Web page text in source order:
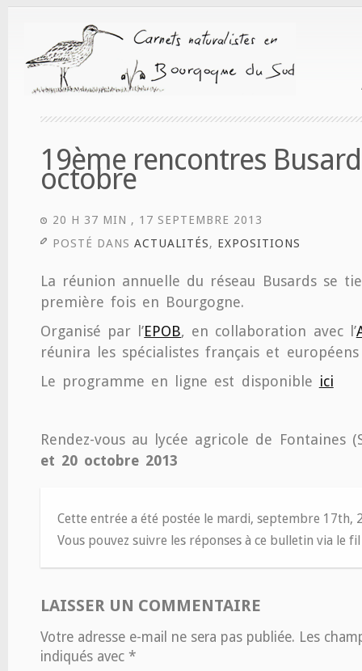
19ème rencontres
octobre
20 H 37 MIN , 17 SEPTEMBRE 2013
POSTÉ DANS ACTUALITÉS, EXPOSITIONS
La réunion annuelle du réseau Busards se
première fois en Bourgogne.
Organisé par l’EPOB, en collaboration avec l’
réunira les spécialistes français et
Le programme en ligne est disponible ici
Rendez-vous au lycée agricole de Fontaines
et 20 octobre 2013
Cette entrée a été postée le mardi, septembre 17th,
Vous pouvez suivre les réponses à ce bulletin via le
LAISSER UN COMMENTAIRE
Votre adresse e-mail ne sera pas publiée. Les
indiqués avec *